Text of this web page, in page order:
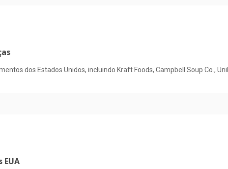
dos Estados Unidos, incluindo Kraft Foods, Campbell Soup Co.,